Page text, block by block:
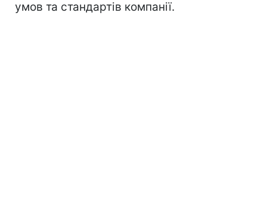
умов та стандартів компанії.